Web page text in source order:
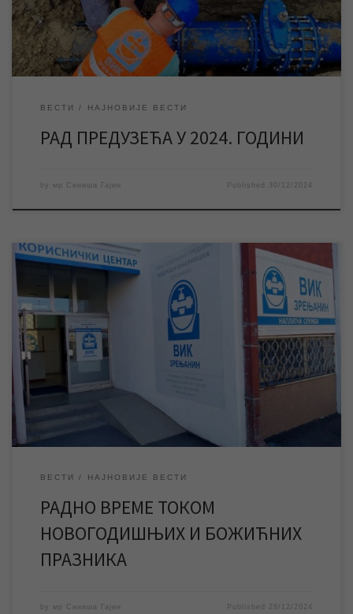
водоводне мреже у Зрењанину, која је обухватала замену 20
км водоводних […]
ВЕСТИ НАЈНОВИЈЕ ВЕСТИ
РАД ПРЕДУЗЕЋА У 2024. ГОДИНИ
by мр Синиша Гајин Published 30/12/2024
Током новогодишњих празника и на дан Божића неће радити
службе и шалтери у Корисничком центру, као ни наплатна
места у граду. За време празника дежуран је број за пријаву
кварова и екипе за интервенције на јавним мрежама. Службе
и шалтери у Корисничком центру у Петефијевој 3, као и сва
[…]
ВЕСТИ НАЈНОВИЈЕ ВЕСТИ
РАДНО ВРЕМЕ ТОКОМ
НОВОГОДИШЊИХ И БОЖИЋНИХ
ПРАЗНИКА
by мр Синиша Гајин Published 28/12/2024